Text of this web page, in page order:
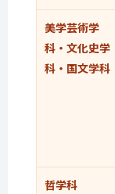
美学芸術学
科・文化史学
科・国文学科
哲学科